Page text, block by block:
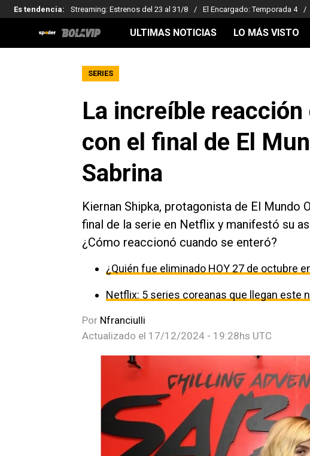
Es tendencia: Streaming: Estrenos del 23 al 31/8 El Encargado: Temporada 4
ULTIMAS NOTICIAS LO MÁS VISTO
SERIES
La increíble
con el final de El
Sabrina
Kiernan Shipka, protagonista de El Mundo
final de la serie en Netflix y manifestó su
¿Cómo reaccionó cuando se enteró?
¿Quién fue eliminado HOY 27 de octubre
Netflix: 5 series coreanas que llegan este
Por Nfranciulli
Actualizado el 17/12/2024 - 19:28hs UTC